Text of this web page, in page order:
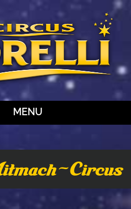
MENU
Circus